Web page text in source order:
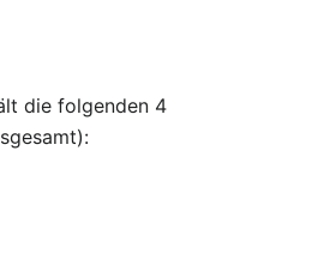
die folgenden 4